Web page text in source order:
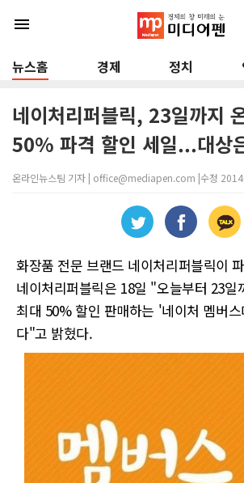
menu
뉴스홈 경제 정치
네이처리퍼블릭, 23일까지
50% 파격 할인 세일...대상
온라인뉴스팀 기자 | office@mediapen.com |수정
화장품 전문 브랜드 네이처리퍼블릭이
네이처리퍼블릭은 18일 "오늘부터 23일
최대 50% 할인 판매하는 '네이처 멤버
다"고 밝혔다.